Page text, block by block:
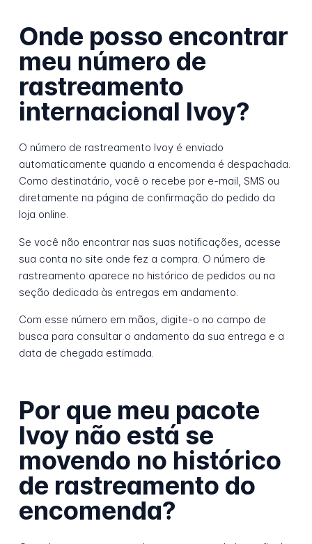
Onde posso encontrar
meu número de
rastreamento
internacional Ivoy?
O número de rastreamento Ivoy é enviado
automaticamente quando a encomenda é despachada.
Como destinatário, você o recebe por e-mail, SMS ou
diretamente na página de confirmação do pedido da
loja online.
Se você não encontrar nas suas notificações, acesse
sua conta no site onde fez a compra. O número de
rastreamento aparece no histórico de pedidos ou na
seção dedicada às entregas em andamento.
Com esse número em mãos, digite-o no campo de
busca para consultar o andamento da sua entrega e a
data de chegada estimada.
Por que meu pacote
Ivoy não está se
movendo no histórico
de rastreamento do
encomenda?